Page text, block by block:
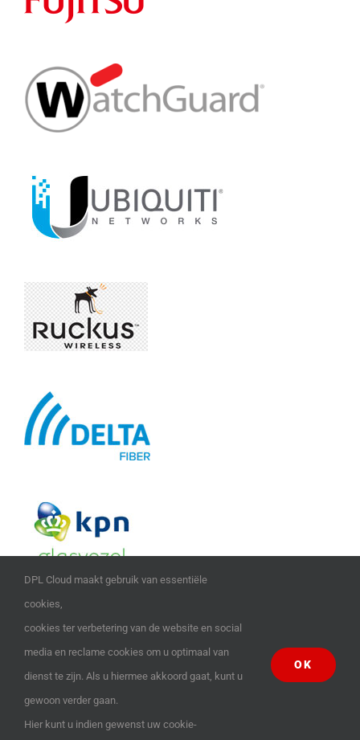
Facebook
X
DPL Cloud maakt gebruik van essentiële
cookies,
cookies ter verbetering van de website en social
media en reclame cookies om u optimaal van
dienst te zijn. Als u hiermee akkoord gaat, kunt u
gewoon verder gaan.
Hier kunt u indien gewenst uw cookie-
OK